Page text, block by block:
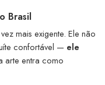
Brasil
mais exigente. Ele não
confortável — ele
arte entra como